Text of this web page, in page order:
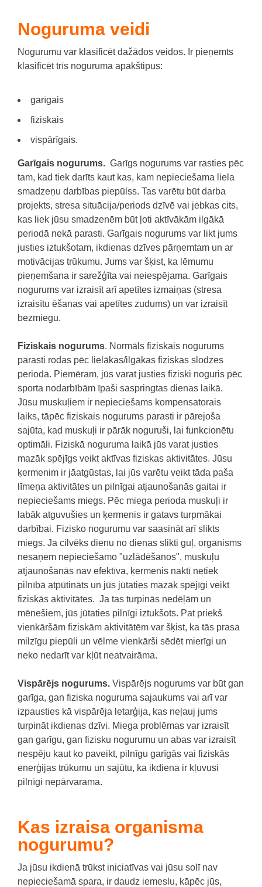
Noguruma veidi
Nogurumu var klasificēt dažādos veidos. Ir pieņemts
klasificēt trīs noguruma apakštipus:
garīgais
fiziskais
vispārīgais.
Garīgais nogurums. Garīgs nogurums var rasties pēc
tam, kad tiek darīts kaut kas, kam nepieciešama liela
smadzeņu darbības piepūlss. Tas varētu būt darba
projekts, stresa situācija/periods dzīvē vai jebkas cits,
kas liek jūsu smadzenēm būt ļoti aktīvākām ilgākā
periodā nekā parasti. Garīgais nogurums var likt jums
justies iztukšotam, ikdienas dzīves pārņemtam un ar
motivācijas trūkumu. Jums var šķist, ka lēmumu
pieņemšana ir sarežģīta vai neiespējama. Garīgais
nogurums var izraisīt arī apetītes izmaiņas (stresa
izraisītu ēšanas vai apetītes zudums) un var izraisīt
bezmiegu.
Fiziskais nogurums. Normāls fiziskais nogurums
parasti rodas pēc lielākas/ilgākas fiziskas slodzes
perioda. Piemēram, jūs varat justies fiziski noguris pēc
sporta nodarbībām īpaši saspringtas dienas laikā.
Jūsu muskuļiem ir nepieciešams kompensatorais
laiks, tāpēc fiziskais nogurums parasti ir pārejoša
sajūta, kad muskuļi ir pārāk noguruši, lai funkcionētu
optimāli. Fiziskā noguruma laikā jūs varat justies
mazāk spējīgs veikt aktīvas fiziskas aktivitātes. Jūsu
ķermenim ir jāatgūstas, lai jūs varētu veikt tāda paša
līmeņa aktivitātes un pilnīgai atjaunošanās gaitai ir
nepieciešams miegs. Pēc miega perioda muskuļi ir
labāk atguvušies un ķermenis ir gatavs turpmākai
darbībai. Fizisko nogurumu var saasināt arī slikts
miegs. Ja cilvēks dienu no dienas slikti guļ, organisms
nesaņem nepieciešamo "uzlādēšanos", muskuļu
atjaunošanās nav efektīva, ķermenis naktī netiek
pilnībā atpūtināts un jūs jūtaties mazāk spējīgi veikt
fiziskās aktivitātes. Ja tas turpinās nedēļām un
mēnešiem, jūs jūtaties pilnīgi iztukšots. Pat priekš
vienkāršām fiziskām aktivitātēm var šķist, ka tās prasa
milzīgu piepūli un vēlme vienkārši sēdēt mierīgi un
neko nedarīt var kļūt neatvairāma.
Vispārējs nogurums. Vispārējs nogurums var būt gan
garīga, gan fiziska noguruma sajaukums vai arī var
izpausties kā vispārēja letarģija, kas neļauj jums
turpināt ikdienas dzīvi. Miega problēmas var izraisīt
gan garīgu, gan fizisku nogurumu un abas var izraisīt
nespēju kaut ko paveikt, pilnīgu garīgās vai fiziskās
enerģijas trūkumu un sajūtu, ka ikdiena ir kļuvusi
pilnīgi nepārvarama.
Kas izraisa organisma
nogurumu?
Ja jūsu ikdienā trūkst iniciatīvas vai jūsu solī nav
nepieciešamā spara, ir daudz iemeslu, kāpēc jūs,